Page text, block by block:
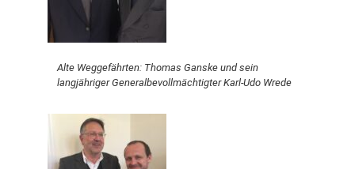
Alte Weggefährten: Thomas Ganske und sein
langjähriger Generalbevollmächtigter Karl-Udo Wrede